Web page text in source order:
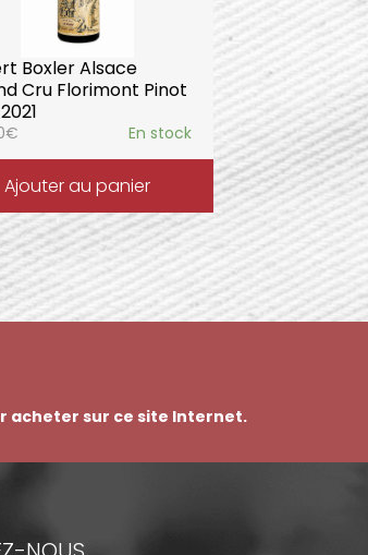
Boxler Alsace
Cru Florimont Pinot
€ En stock
Ajouter au panier
acheter sur ce site Internet.